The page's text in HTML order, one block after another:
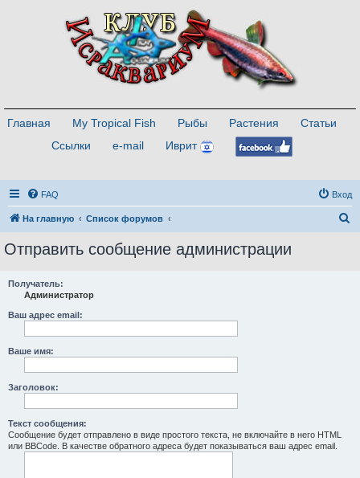
Главная My Tropical Fish Рыбы Растения
Статьи
Ссылки
e-mail Иврит
FAQ Вход
На главную Список форумов
Отправить сообщение администрации
Получатель:
Администратор
Ваш адрес email:
Ваше имя:
Заголовок:
Текст сообщения:
Сообщение будет отправлено в виде простого текста, не включайте в него HTML
или BBCode. В качестве обратного адреса будет показываться ваш адрес email.